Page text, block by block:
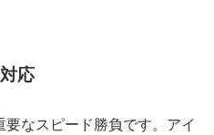
応
なスピード勝負です。アイ